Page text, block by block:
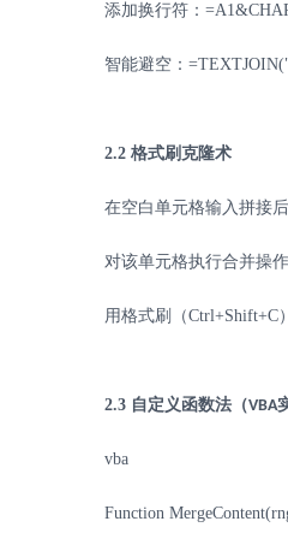
添加换行符：
智能避空：
2.2 格式刷克隆术
在空白单元格输入拼接
对该单元格执行合并操作
用格式刷（Ctrl+Shift+C
2.3 自定义函数法（VBA
vba
Function